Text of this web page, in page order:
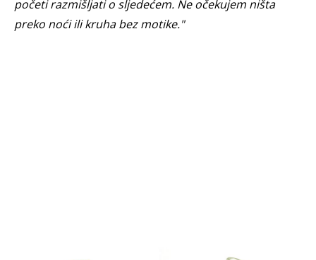
početi razmišljati o sljedećem. Ne očekujem ništa
preko noći ili kruha bez motike."